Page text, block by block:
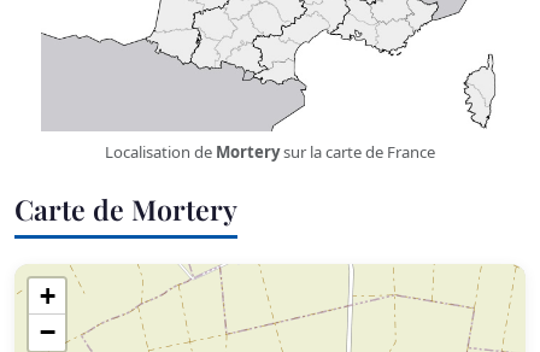
Localisation de Morterysur la carte de France
Carte de Mortery
+
−